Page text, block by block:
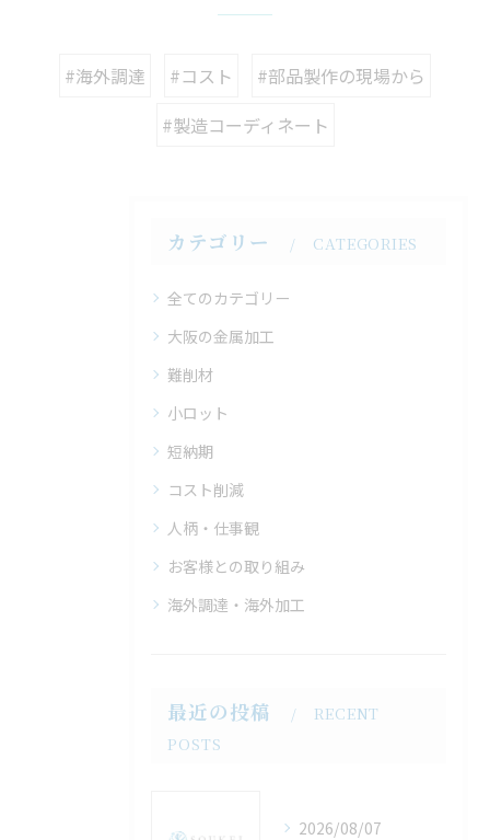
#海外調達 #コスト
#部品製作の現場から
#製造コーディネート
カテゴリー CATEGORIES
全てのカテゴリー
大阪の金属加工
難削材
小ロット
短納期
コスト削減
人柄・仕事観
お客様との取り組み
海外調達・海外加工
最近の投稿
RECENT
POSTS
2026/08/07